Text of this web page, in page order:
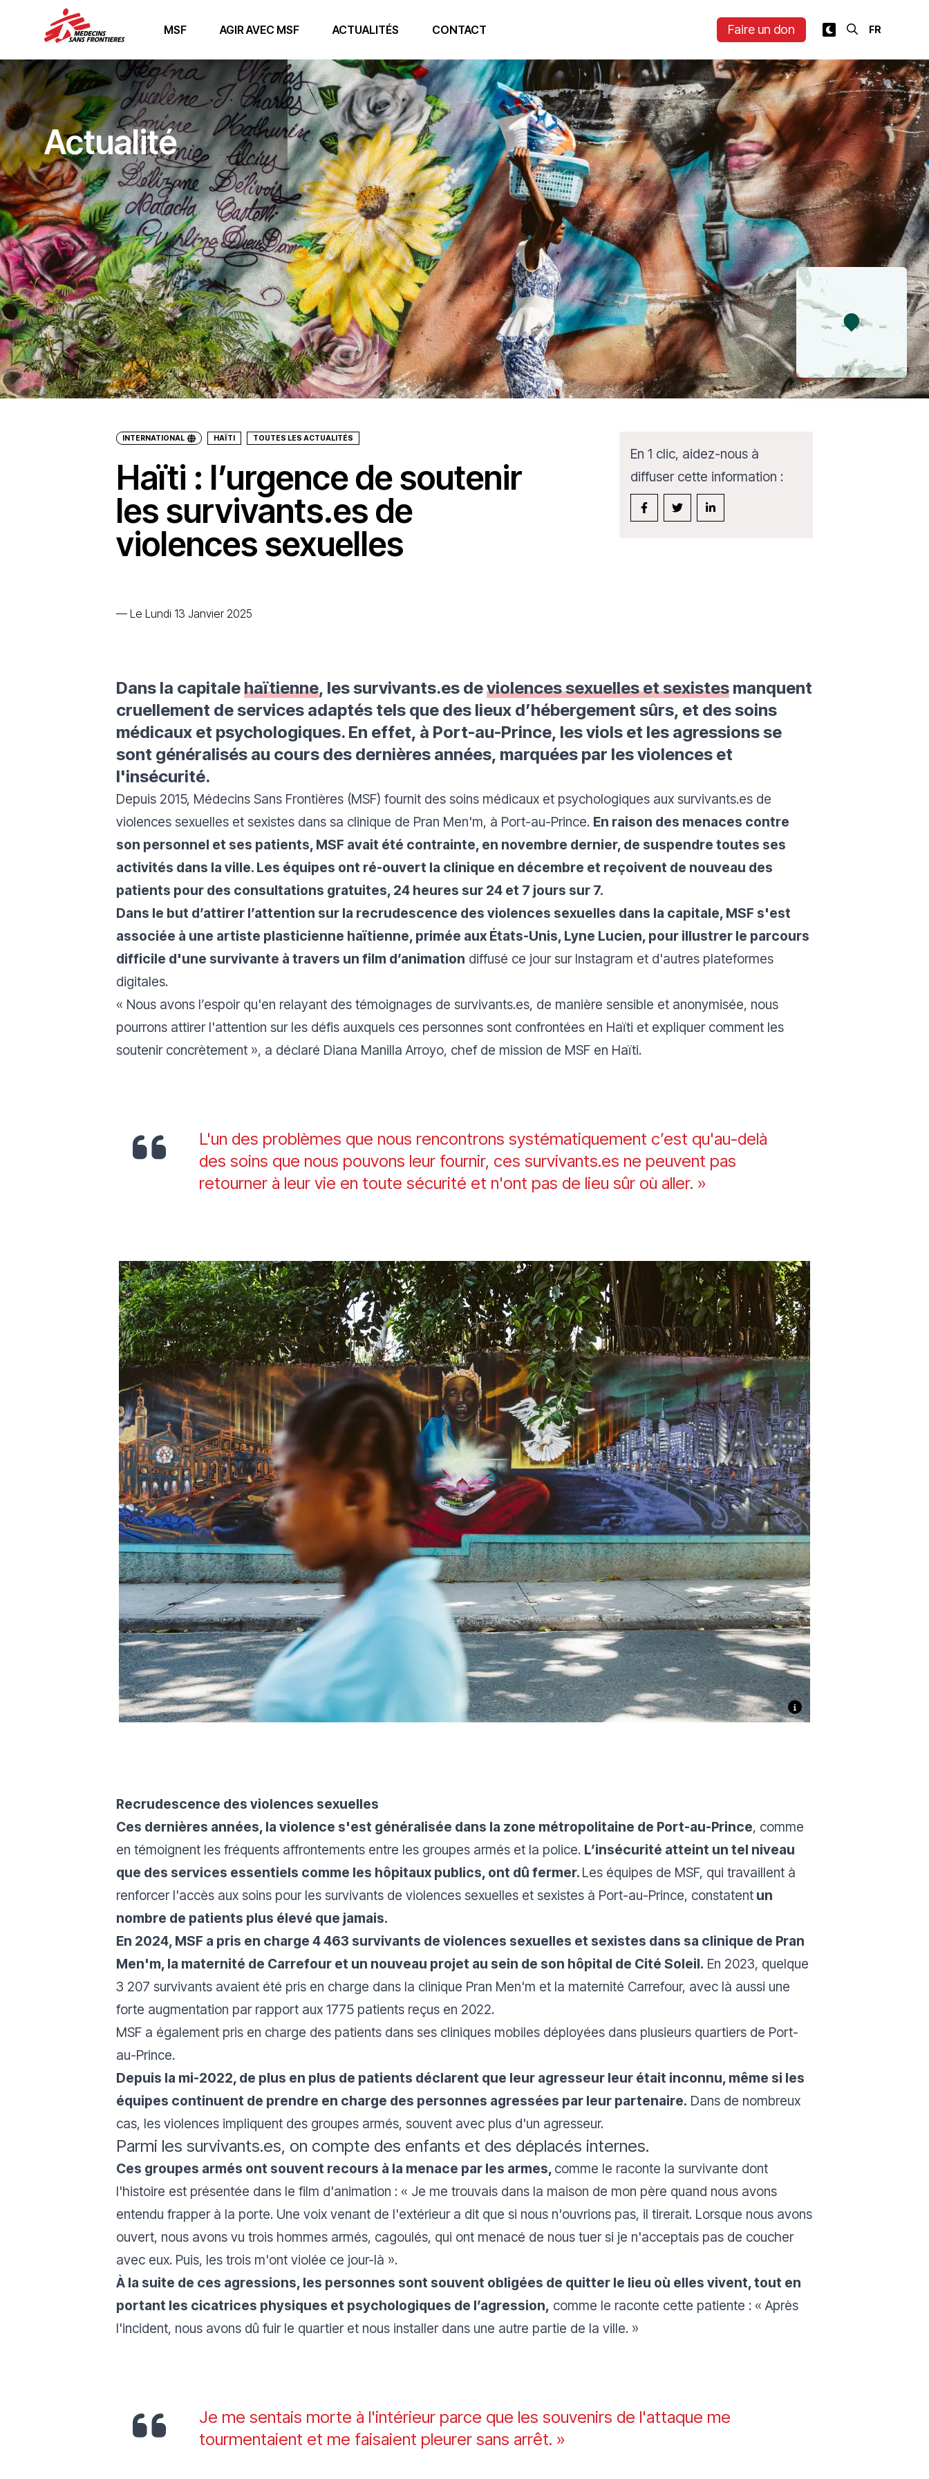
MSF AGIR AVEC MSF ACTUALITÉS CONTACT Faire un don
Actualité
INTERNATIONAL HAÏTI TOUTES LES ACTUALITÉS
Haïti : l’urgence de soutenir
les survivants.es de
violences sexuelles
— Le Lundi 13 Janvier 2025
En 1 clic, aidez-nous à
diffuser cette information :
Dans la capitalehaïtienne, les survivants.es deviolences sexuelles et sexistes manquent
cruellement de services adaptés tels que des lieux d’hébergement sûrs, et des soins
médicaux et psychologiques. En effet, à Port-au-Prince, les viols et les agressions se
sont généralisés au cours des dernières années, marquées par les violences et
l'insécurité.
Depuis 2015, Médecins Sans Frontières (MSF) fournit des soins médicaux et psychologiques aux survivants.es de
violences sexuelles et sexistes dans sa clinique de Pran Men'm, à Port-au-Prince. En raison des menaces contre
son personnel et ses patients, MSF avait été contrainte, en novembre dernier, de suspendre toutes ses
activités dans la ville. Les équipes ont ré-ouvert la clinique en décembre et reçoivent de nouveau des
patients pour des consultations gratuites, 24 heures sur 24 et 7 jours sur 7.
Dans le but d’attirer l’attention sur la recrudescence des violences sexuelles dans la capitale, MSF s'est
associée à une artiste plasticienne haïtienne, primée aux États-Unis, Lyne Lucien, pour illustrer le parcours
difficile d'une survivante à travers un film d’animation diffusé ce jour sur Instagram et d'autres plateformes
digitales.
« Nous avons l’espoir qu'en relayant des témoignages de survivants.es, de manière sensible et anonymisée, nous
pourrons attirer l'attention sur les défis auxquels ces personnes sont confrontées en Haïti et expliquer comment les
soutenir concrètement », a déclaré Diana Manilla Arroyo, chef de mission de MSF en Haïti.
L'un des problèmes que nous rencontrons systématiquement c’est qu'au-delà
des soins que nous pouvons leur fournir, ces survivants.es ne peuvent pas
retourner à leur vie en toute sécurité et n'ont pas de lieu sûr où aller. »
Recrudescence des violences sexuelles
Ces dernières années, la violence s'est généralisée dans la zone métropolitaine de Port-au-Prince, comme
en témoignent les fréquents affrontements entre les groupes armés et la police. L’insécurité atteint un tel niveau
que des services essentiels comme les hôpitaux publics, ont dû fermer. Les équipes de MSF, qui travaillent à
renforcer l'accès aux soins pour les survivants de violences sexuelles et sexistes à Port-au-Prince, constatent un
nombre de patients plus élevé que jamais.
En 2024, MSF a pris en charge 4 463 survivants de violences sexuelles et sexistes dans sa clinique de Pran
Men'm, la maternité de Carrefour et un nouveau projet au sein de son hôpital de Cité Soleil. En 2023, quelque
3 207 survivants avaient été pris en charge dans la clinique Pran Men'm et la maternité Carrefour, avec là aussi une
forte augmentation par rapport aux 1775 patients reçus en 2022.
MSF a également pris en charge des patients dans ses cliniques mobiles déployées dans plusieurs quartiers de Port-
au-Prince.
Depuis la mi-2022, de plus en plus de patients déclarent que leur agresseur leur était inconnu, même si les
équipes continuent de prendre en charge des personnes agressées par leur partenaire. Dans de nombreux
cas, les violences impliquent des groupes armés, souvent avec plus d'un agresseur.
Parmi les survivants.es, on compte des enfants et des déplacés internes.
Ces groupes armés ont souvent recours à la menace par les armes, comme le raconte la survivante dont
l'histoire est présentée dans le film d'animation : « Je me trouvais dans la maison de mon père quand nous avons
entendu frapper à la porte. Une voix venant de l'extérieur a dit que si nous n'ouvrions pas, il tirerait. Lorsque nous avons
ouvert, nous avons vu trois hommes armés, cagoulés, qui ont menacé de nous tuer si je n'acceptais pas de coucher
avec eux. Puis, les trois m'ont violée ce jour-là ».
À la suite de ces agressions, les personnes sont souvent obligées de quitter le lieu où elles vivent, tout en
portant les cicatrices physiques et psychologiques de l’agression, comme le raconte cette patiente : « Après
l'incident, nous avons dû fuir le quartier et nous installer dans une autre partie de la ville. »
Je me sentais morte à l'intérieur parce que les souvenirs de l'attaque me
tourmentaient et me faisaient pleurer sans arrêt. »